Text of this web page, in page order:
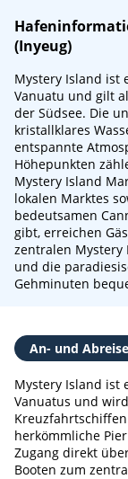
(Inyeug)
Mystery Island ist
Vanuatu und gilt
der Südsee. Die
kristallklares
entspannte
Höhepunkten
Mystery Island
lokalen Marktes
bedeutsamen
gibt, erreichen
zentralen Mystery
und die
Gehminuten
An- und Abreise
Mystery Island ist
Vanuatus und
herkömmliche
Zugang direkt
Booten zum